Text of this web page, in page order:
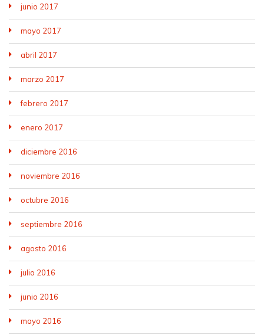
junio 2017
mayo 2017
abril 2017
marzo 2017
febrero 2017
enero 2017
diciembre 2016
noviembre 2016
octubre 2016
septiembre 2016
agosto 2016
julio 2016
junio 2016
mayo 2016